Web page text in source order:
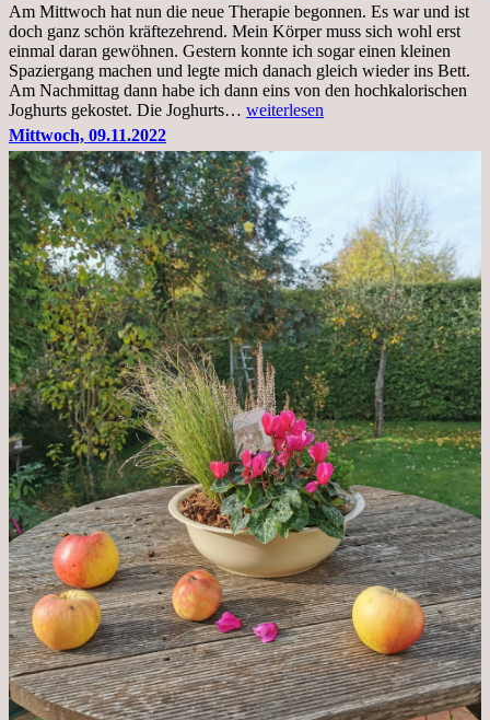
Am Mittwoch hat nun die neue Therapie begonnen. Es war und ist
doch ganz schön kräftezehrend. Mein Körper muss sich wohl erst
einmal daran gewöhnen. Gestern konnte ich sogar einen kleinen
Spaziergang machen und legte mich danach gleich wieder ins Bett.
Am Nachmittag dann habe ich dann eins von den hochkalorischen
Joghurts gekostet. Die Joghurts… Freitag,
Therapie
Beginn
gut
überstanden
weiterlesen
Mittwoch, 09.11.2022